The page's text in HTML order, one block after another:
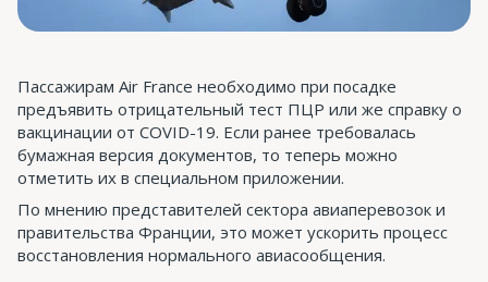
Пассажирам Air France необходимо при посадке
предъявить отрицательный тест ПЦР или же справку о
вакцинации от COVID-19. Если ранее требовалась
бумажная версия документов, то теперь можно
отметить их в специальном приложении.
По мнению представителей сектора авиаперевозок и
правительства Франции, это может ускорить процесс
восстановления нормального авиасообщения.